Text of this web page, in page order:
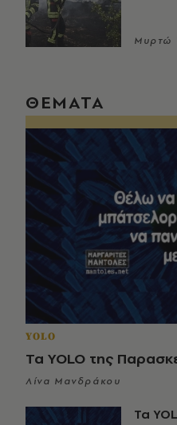
Μυρτώ
ΘΕΜΑΤΑ
YOLO
Τα YOLO της
Λίνα Μανδράκου
Τα